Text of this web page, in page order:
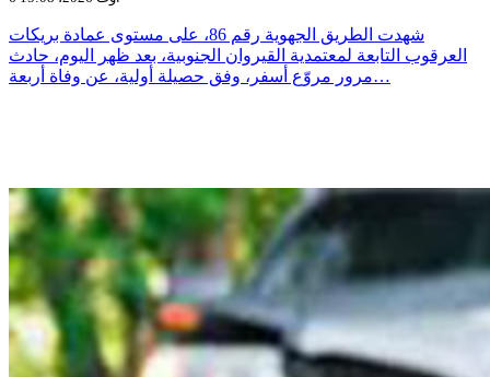
شهدت الطريق الجهوية رقم 86، على مستوى عمادة بريكات
العرقوب التابعة لمعتمدية القيروان الجنوبية، بعد ظهر اليوم، حادث
مرور مروّع أسفر، وفق حصيلة أولية، عن وفاة أربعة…